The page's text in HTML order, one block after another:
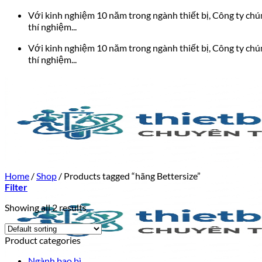
dung
Với kinh nghiệm 10 năm trong ngành thiết bị, Công ty
thí nghiệm...
Với kinh nghiệm 10 năm trong ngành thiết bị, Công ty
thí nghiệm...
Home /Shop / Products tagged “hãng Bettersize”
Filter
Showing all 2 results
Product categories